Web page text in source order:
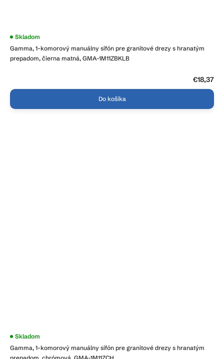
Gamma, 1-komorový manuálny sifón pre granitové drezy s hranatým
prepadom, čierna matná, GMA-1M11ZBKLB
Priemerné
produktu
je
Skladom
€18,37
Do košíka
Gamma, 1-komorový manuálny sifón pre granitové drezy s hranatým
Priemerné
produktu
je
Skladom